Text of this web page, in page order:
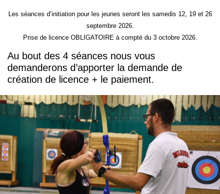
Les séances d’initiation pour les jeunes seront les samedis 12, 19 et 26
septembre 2026.
Prise de licence OBLIGATOIRE à compté du 3 octobre 2026.
Au bout des 4 séances nous vous
demanderons d’apporter la demande de
création de licence + le paiement.